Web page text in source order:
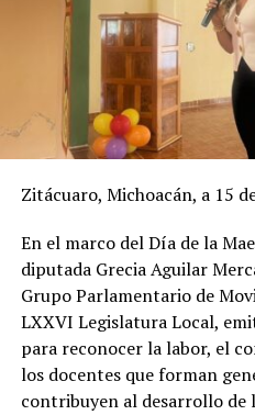
Zitácuaro, Michoacán, a 15
En el marco del Día de la
diputada Grecia Aguilar
Grupo Parlamentario de
LXXVI Legislatura Local,
para reconocer la labor, el
los docentes que forman
contribuyen al desarrollo de